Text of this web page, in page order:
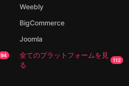
94
Weebly
BigCommerce
Joomla
全てのプラットフォームを見
る
112